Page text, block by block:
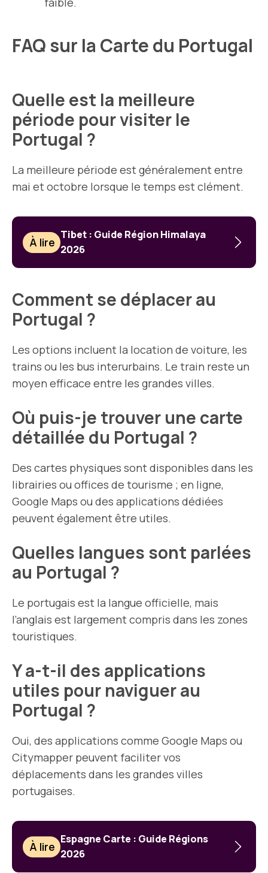
FAQ sur la Carte du Portugal
Quelle est la meilleure
période pour visiter le
Portugal ?
La meilleure période est généralement entre
mai et octobre lorsque le temps est clément.
À lire
Tibet : Guide Région Himalaya
2026
Comment se déplacer au
Portugal ?
Les options incluent la location de voiture, les
trains ou les bus interurbains. Le train reste un
moyen efficace entre les grandes villes.
Où puis-je trouver une carte
détaillée du Portugal ?
Des cartes physiques sont disponibles dans les
librairies ou offices de tourisme ; en ligne,
Google Maps ou des applications dédiées
peuvent également être utiles.
Quelles langues sont parlées
au Portugal ?
Le portugais est la langue officielle, mais
l’anglais est largement compris dans les zones
touristiques.
Y a-t-il des applications
utiles pour naviguer au
Portugal ?
Oui, des applications comme Google Maps ou
Citymapper peuvent faciliter vos
déplacements dans les grandes villes
portugaises.
À lire
Espagne Carte : Guide Régions
2026